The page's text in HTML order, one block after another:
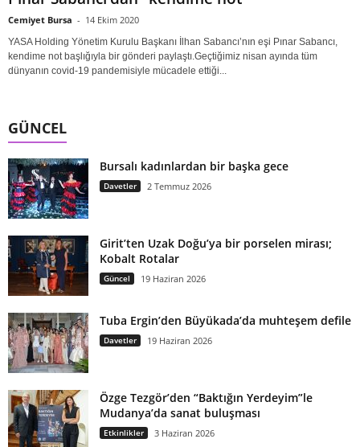
Cemiyet Bursa - 14 Ekim 2020
YASA Holding Yönetim Kurulu Başkanı İlhan Sabancı’nın eşi Pınar Sabancı,
kendime not başlığıyla bir gönderi paylaştı.Geçtiğimiz nisan ayında tüm
dünyanın covid-19 pandemisiyle mücadele ettiği...
GÜNCEL
Bursalı kadınlardan bir başka gece
Davetler 2 Temmuz 2026
Girit’ten Uzak Doğu’ya bir porselen mirası;
Kobalt Rotalar
Güncel 19 Haziran 2026
Tuba Ergin’den Büyükada’da muhteşem defile
Davetler 19 Haziran 2026
Özge Tezgör’den “Baktığın Yerdeyim”le
Mudanya’da sanat buluşması
Etkinlikler 3 Haziran 2026